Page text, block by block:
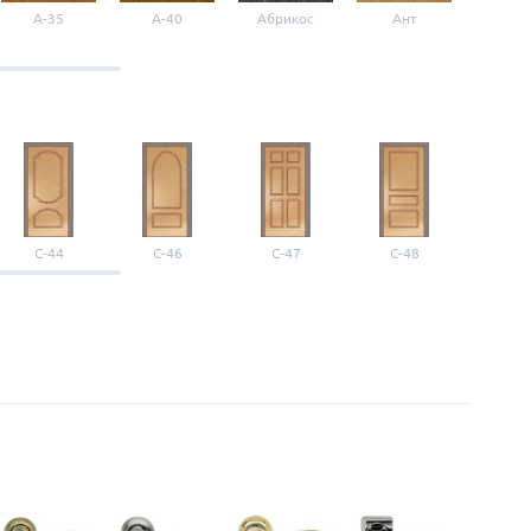
A-35 A-40 Абрикос Ант
С-44 С-46 С-47 С-48